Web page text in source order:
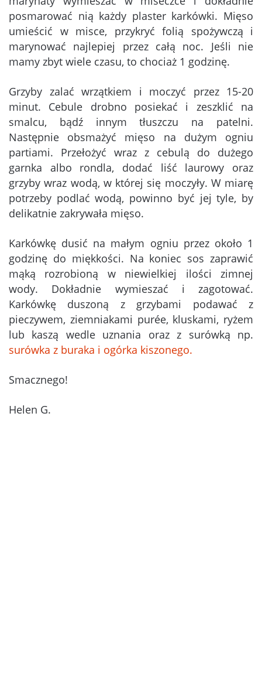
posmarować nią każdy plaster karkówki. Mięso
umieścić w misce, przykryć folią spożywczą i
marynować najlepiej przez całą noc. Jeśli nie
mamy zbyt wiele czasu, to chociaż 1 godzinę.
Grzyby zalać wrzątkiem i moczyć przez 15-20
minut. Cebule drobno posiekać i zeszklić na
smalcu, bądź innym tłuszczu na patelni.
Następnie obsmażyć mięso na dużym ogniu
partiami. Przełożyć wraz z cebulą do dużego
garnka albo rondla, dodać liść laurowy oraz
grzyby wraz wodą, w której się moczyły. W miarę
potrzeby podlać wodą, powinno być jej tyle, by
delikatnie zakrywała mięso.
Karkówkę dusić na małym ogniu przez około 1
godzinę do miękkości. Na koniec sos zaprawić
mąką rozrobioną w niewielkiej ilości zimnej
wody. Dokładnie wymieszać i zagotować.
Karkówkę duszoną z grzybami podawać z
pieczywem, ziemniakami purée, kluskami, ryżem
lub kaszą wedle uznania oraz z surówką np.
surówka z buraka i ogórka kiszonego.
Smacznego!
Helen G.